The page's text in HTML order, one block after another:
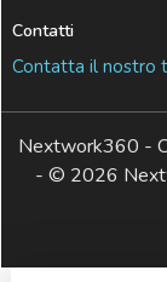
Contatti
Contatta il nostro
Nextwork360 -
- © 2026